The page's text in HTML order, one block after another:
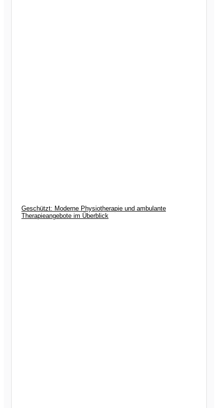
Geschützt: Moderne Physiotherapie und ambulante
Therapieangebote im Überblick